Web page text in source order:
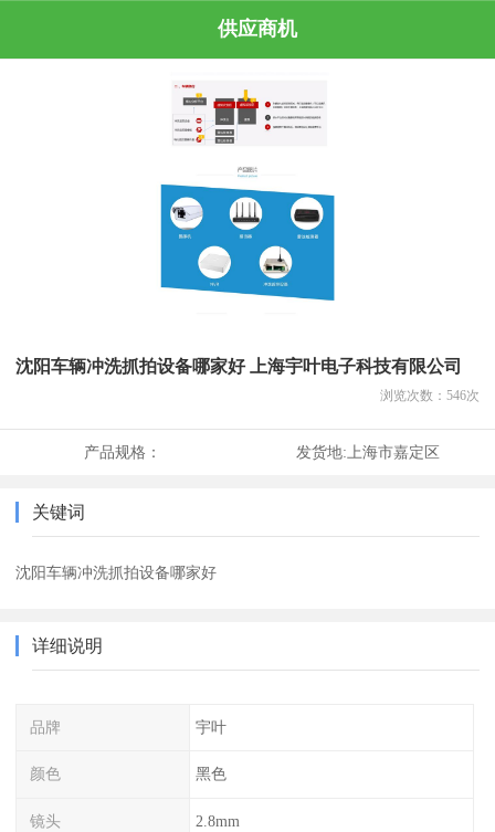
供应商机
沈阳车辆冲洗抓拍设备哪家好 上海宇叶电子科技有限公司
浏览次数： 546次
产品规格： 发货地:上海市嘉定区
关键词
沈阳车辆冲洗抓拍设备哪家好
详细说明
品牌 宇叶
颜色 黑色
镜头 2.8mm